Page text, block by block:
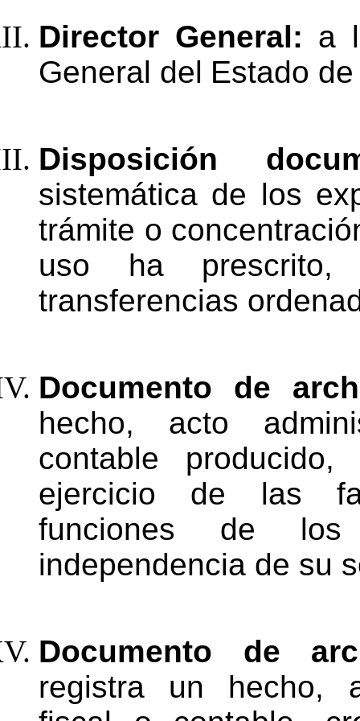
Director General: a
General del Estado de
Disposición
sistemática de los
trámite o
uso ha
transferencias
Documento de
hecho, acto
contable
producido,
ejercicio de
las
funciones
de
los
independencia de su
Documento de
registra
un hecho,